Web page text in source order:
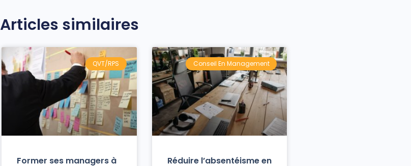
Articles similaires
QVT/RPS
Former ses managers à
Conseil En Management
Réduire l’absentéisme en